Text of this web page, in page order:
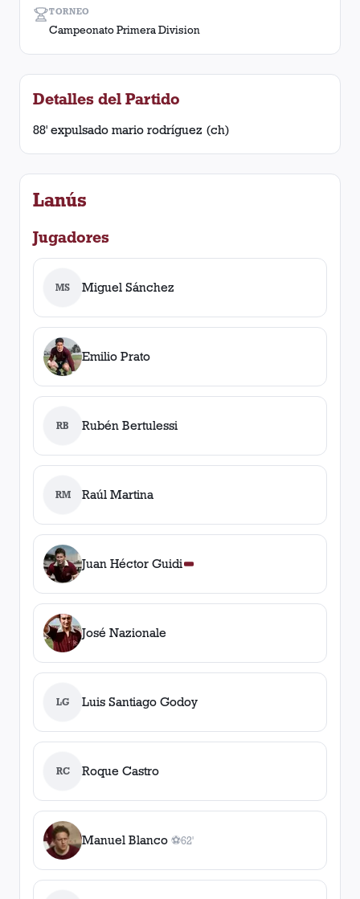
TORNEO
Campeonato Primera Division
Detalles del Partido
88' expulsado mario rodríguez (ch)
Lanús
Jugadores
MS Miguel Sánchez
Emilio Prato
RB Rubén Bertulessi
RM Raúl Martina
Juan Héctor Guidi
José Nazionale
LG Luis Santiago Godoy
RC Roque Castro
Manuel Blanco ⚽
1gol
62'